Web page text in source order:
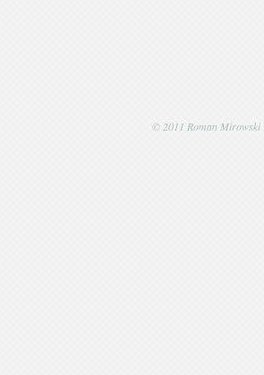
© 2011 Roman